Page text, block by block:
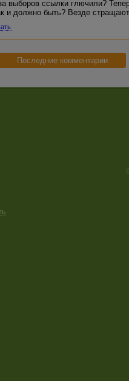
выборов ссылки глючили?
и должно быть? Везде
Последние комментарии